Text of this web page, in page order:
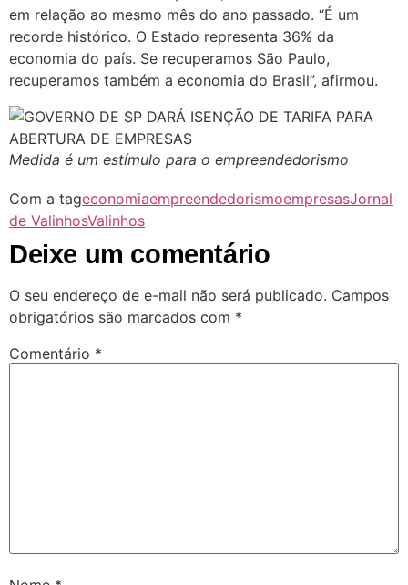
em relação ao mesmo mês do ano passado. “É um
recorde histórico. O Estado representa 36% da
economia do país. Se recuperamos São Paulo,
recuperamos também a economia do Brasil”, afirmou.
Medida é um estímulo para o empreendedorismo
Com a tageconomiaempreendedorismoempresasJornal
de ValinhosValinhos
Deixe um comentário
O seu endereço de e-mail não será publicado. Campos
obrigatórios são marcados com *
Comentário *